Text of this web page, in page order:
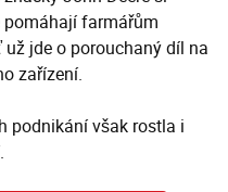
farmářům
jde o porouchaný díl na
zařízení.
podnikání však rostla i